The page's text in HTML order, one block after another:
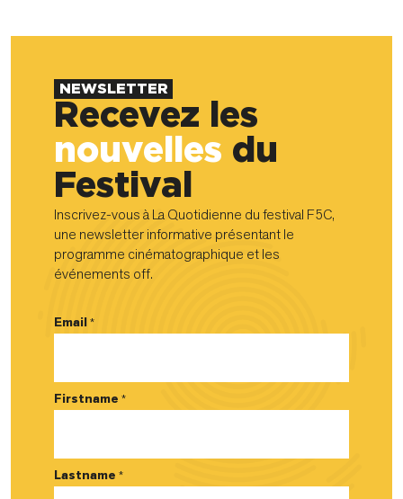
NEWSLETTER
Recevez les
nouvelles du
Festival
Inscrivez-vous à La Quotidienne du festival F5C,
une newsletter informative présentant le
programme cinématographique et les
événements off.
Email*
Firstname *
Lastname *